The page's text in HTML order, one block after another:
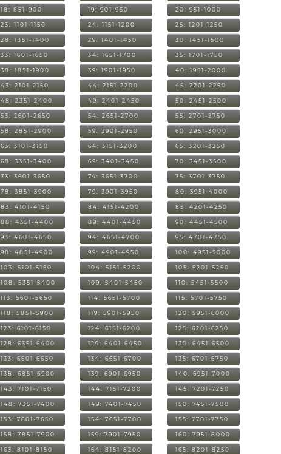
18: 851-900 19: 901-950 20: 951-1000
23: 1101-1150 24: 1151-1200 25: 1201-1250
28: 1351-1400 29: 1401-1450 30: 1451-1500
33: 1601-1650 34: 1651-1700 35: 1701-1750
38: 1851-1900 39: 1901-1950 40: 1951-2000
43: 2101-2150 44: 2151-2200 45: 2201-2250
48: 2351-2400 49: 2401-2450 50: 2451-2500
53: 2601-2650 54: 2651-2700 55: 2701-2750
58: 2851-2900 59: 2901-2950 60: 2951-3000
63: 3101-3150 64: 3151-3200 65: 3201-3250
68: 3351-3400 69: 3401-3450 70: 3451-3500
73: 3601-3650 74: 3651-3700 75: 3701-3750
78: 3851-3900 79: 3901-3950 80: 3951-4000
83: 4101-4150 84: 4151-4200 85: 4201-4250
88: 4351-4400 89: 4401-4450 90: 4451-4500
93: 4601-4650 94: 4651-4700 95: 4701-4750
98: 4851-4900 99: 4901-4950 100: 4951-5000
103: 5101-5150 104: 5151-5200 105: 5201-5250
108: 5351-5400 109: 5401-5450 110: 5451-5500
113: 5601-5650 114: 5651-5700 115: 5701-5750
118: 5851-5900 119: 5901-5950 120: 5951-6000
123: 6101-6150 124: 6151-6200 125: 6201-6250
128: 6351-6400 129: 6401-6450 130: 6451-6500
133: 6601-6650 134: 6651-6700 135: 6701-6750
138: 6851-6900 139: 6901-6950 140: 6951-7000
143: 7101-7150 144: 7151-7200 145: 7201-7250
148: 7351-7400 149: 7401-7450 150: 7451-7500
153: 7601-7650 154: 7651-7700 155: 7701-7750
158: 7851-7900 159: 7901-7950 160: 7951-8000
163: 8101-8150 164: 8151-8200 165: 8201-8250